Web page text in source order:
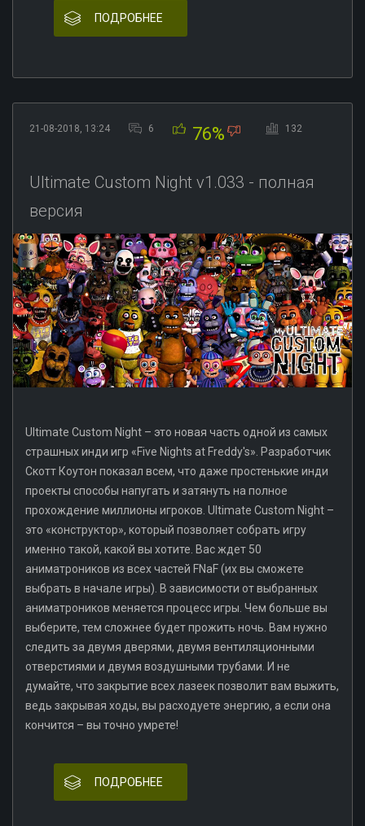
ПОДРОБНЕЕ
21-08-2018, 13:24 6 76% 132
Ultimate Custom Night v1.033 - полная
версия
Ultimate Custom Night – это новая часть одной из самых
страшных инди игр «Five Nights at Freddy's». Разработчик
Скотт Коутон показал всем, что даже простенькие инди
проекты способы напугать и затянуть на полное
прохождение миллионы игроков. Ultimate Custom Night –
это «конструктор», который позволяет собрать игру
именно такой, какой вы хотите. Вас ждет 50
аниматроников из всех частей FNaF (их вы сможете
выбрать в начале игры). В зависимости от выбранных
аниматроников меняется процесс игры. Чем больше вы
выберите, тем сложнее будет прожить ночь. Вам нужно
следить за двумя дверями, двумя вентиляционными
отверстиями и двумя воздушными трубами. И не
думайте, что закрытие всех лазеек позволит вам выжить,
ведь закрывая ходы, вы расходуете энергию, а если она
кончится – вы точно умрете!
ПОДРОБНЕЕ